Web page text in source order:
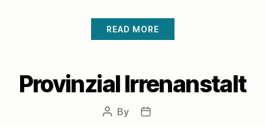
READ MORE
Provinzial Irrenanstalt
Post
By
Post